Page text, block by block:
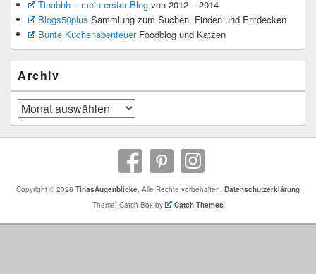
Tinabhh – mein erster Blogvon 2012 – 2014
Blogs50plus Sammlung zum Suchen, Finden und Entdecken
Bunte KüchenabenteuerFoodblog und Katzen
Archiv
Archiv
Copyright © 2026 TinasAugenblicke. Alle Rechte vorbehalten. Datenschutzerklärung
Theme: Catch Box by
Catch Themes